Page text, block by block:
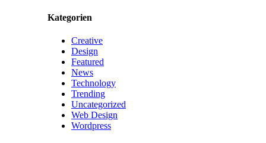
Kategorien
Creative
Design
Featured
News
Technology
Trending
Uncategorized
Web Design
Wordpress